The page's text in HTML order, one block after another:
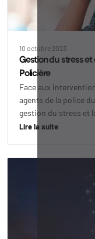
10 octobre 2023
Gestion du stress et
Policière
Face aux
agents de la police
gestion du stress et
Lire la suite